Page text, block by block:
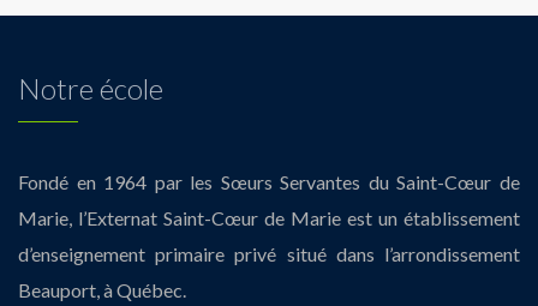
Notre école
Fondé en 1964 par les Sœurs Servantes du Saint-Cœur de
Marie, l’Externat Saint-Cœur de Marie est un établissement
d’enseignement primaire privé situé dans l’arrondissement
Beauport, à Québec.